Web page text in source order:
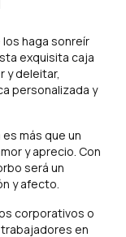
haga sonreír
exquisita caja
y deleitar,
personalizada y
más que un
y aprecio. Con
será un
y afecto.
corporativos o
en